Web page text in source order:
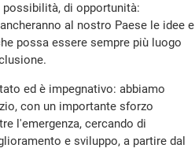
di opportunità:
al nostro Paese le idee e
possa essere sempre più luogo
ed è impegnativo: abbiamo
con un importante sforzo
l'emergenza, cercando di
e sviluppo, a partire dal